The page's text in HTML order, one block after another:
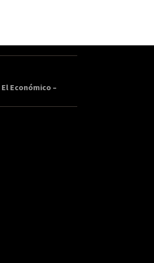
El Económico –